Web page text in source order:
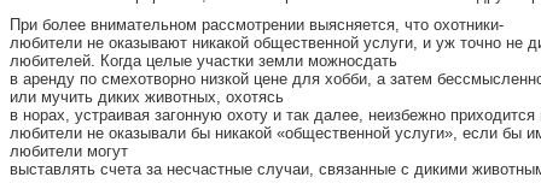
При более внимательном рассмотрении выясняется, что охотники-
любители не оказывают никакой общественной услуги, и уж точно не
любителей. Когда целые участки земли можносдать
в аренду по смехотворно низкой цене для хобби, а затем
или мучить диких животных, охотясь
в норах, устраивая загонную охоту и так далее, неизбежно
любители не оказывали бы никакой «общественной услуги», если бы
любители могут
выставлять счета за несчастные случаи, связанные с дикими